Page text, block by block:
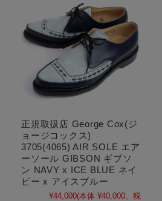
正規取扱店 George Cox(ジ
ョージコックス)
3705(4065) AIR SOLE エア
ーソール GIBSON ギブソ
ン NAVY x ICE BLUE ネイ
ビー x アイスブルー
¥44,000(本体 ¥40,000、税